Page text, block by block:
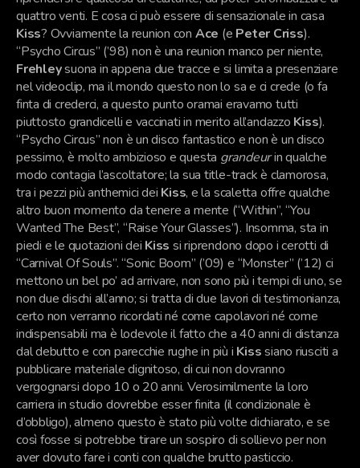
quattro venti. E cosa ci può essere di sensazionale in casa
Kiss? Ovviamente la reunion con Ace (e Peter Criss).
“Psycho Circus” (’98) non è una reunion manco per niente,
Frehleysuona in appena due tracce e si limita a presenziare
nel videoclip, ma il mondo questo non lo sa e ci crede (o fa
finta di crederci, a questo punto oramai eravamo tutti
piuttosto grandicelli e vaccinati in merito all’andazzo Kiss).
“Psycho Circus” non è un disco fantastico e non è un disco
pessimo, è molto ambizioso e questa grandeurin qualche
modo contagia l’ascoltatore; la sua title-track è clamorosa,
tra i pezzi più anthemici dei Kiss, e la scaletta offre qualche
altro buon momento da tenere a mente (“Within”, “You
Wanted The Best”, “Raise Your Glasses”). Insomma, sta in
piedi e le quotazioni dei Kiss si riprendono dopo i cerotti di
“Carnival Of Souls”. “Sonic Boom” (’09) e “Monster” (’12) ci
mettono un bel po’ ad arrivare, non sono più i tempi di uno, se
non due dischi all’anno; si tratta di due lavori di testimonianza,
certo non verranno ricordati né come capolavori né come
indispensabili ma è lodevole il fatto che a 40 anni di distanza
dal debutto e con parecchie rughe in più i Kisssiano riusciti a
pubblicare materiale dignitoso, di cui non dovranno
vergognarsi dopo 10 o 20 anni. Verosimilmente la loro
carriera in studio dovrebbe esser finita (il condizionale è
d’obbligo), almeno questo è stato più volte dichiarato, e se
così fosse si potrebbe tirare un sospiro di sollievo per non
aver dovuto fare i conti con qualche brutto pasticcio.